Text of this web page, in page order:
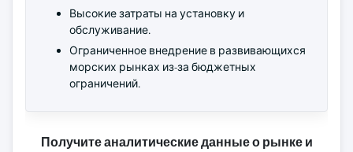
Высокие затраты на установку и
обслуживание.
Ограниченное внедрение в развивающихся
морских рынках из-за бюджетных
ограничений.
Получите аналитические данные о рынке и